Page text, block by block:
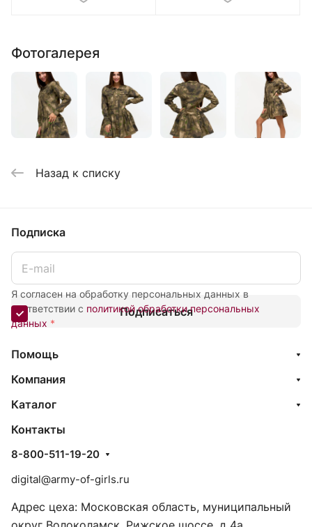
Фотогалерея
Назад к списку
Подписка
Я согласен на обработку персональных данных в
соответствии с политикой обработки персональных
данных *
Подписаться
Помощь
Компания
Каталог
Контакты
8-800-511-19-20
digital@army-of-girls.ru
Адрес цеха: Московская область, муниципальный